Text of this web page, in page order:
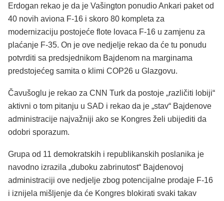
Erdogan rekao je da je Vašington ponudio Ankari paket od
40 novih aviona F-16 i skoro 80 kompleta za
modernizaciju postojeće flote lovaca F-16 u zamjenu za
plaćanje F-35. On je ove nedjelje rekao da će tu ponudu
potvrditi sa predsjednikom Bajdenom na marginama
predstojećeg samita o klimi COP26 u Glazgovu.
Čavušoglu je rekao za CNN Turk da postoje „različiti lobiji“
aktivni o tom pitanju u SAD i rekao da je „stav“ Bajdenove
administracije najvažniji ako se Kongres želi ubijediti da
odobri sporazum.
Grupa od 11 demokratskih i republikanskih poslanika je
navodno izrazila „duboku zabrinutost“ Bajdenovoj
administraciji ove nedjelje zbog potencijalne prodaje F-16
i iznijela mišljenje da će Kongres blokirati svaki takav